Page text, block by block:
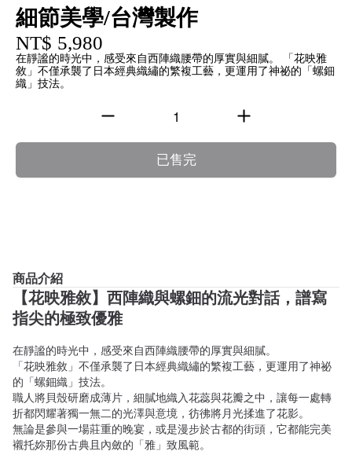
細節美學/台灣製作
NT$ 5,980
在靜謐的時光中，感受來自西陣織腰帶的厚實與細膩。 「花映雅
敘」不僅承襲了日本經典織繡的繁複工藝，更運用了神祕的「螺鈿
織」技法。
已售完
商品介紹
【花映雅敘】西陣織與螺鈿的流光對話，譜寫
指尖的極致優雅
在靜謐的時光中，感受來自西陣織腰帶的厚實與細膩。
「花映雅敘」不僅承襲了日本經典織繡的繁複工藝，更運用了神祕
的「螺鈿織」技法。
職人將貝殼研磨成薄片，細膩地織入花蕊與花瓣之中，讓每一處轉
折都閃耀著獨一無二的光澤與意境，彷彿將月光揉進了花影。
無論是參與一場莊重的晚宴，或是漫步於古都的街頭，它都能完美
襯托妳那份古典且內斂的「雅」致風範。